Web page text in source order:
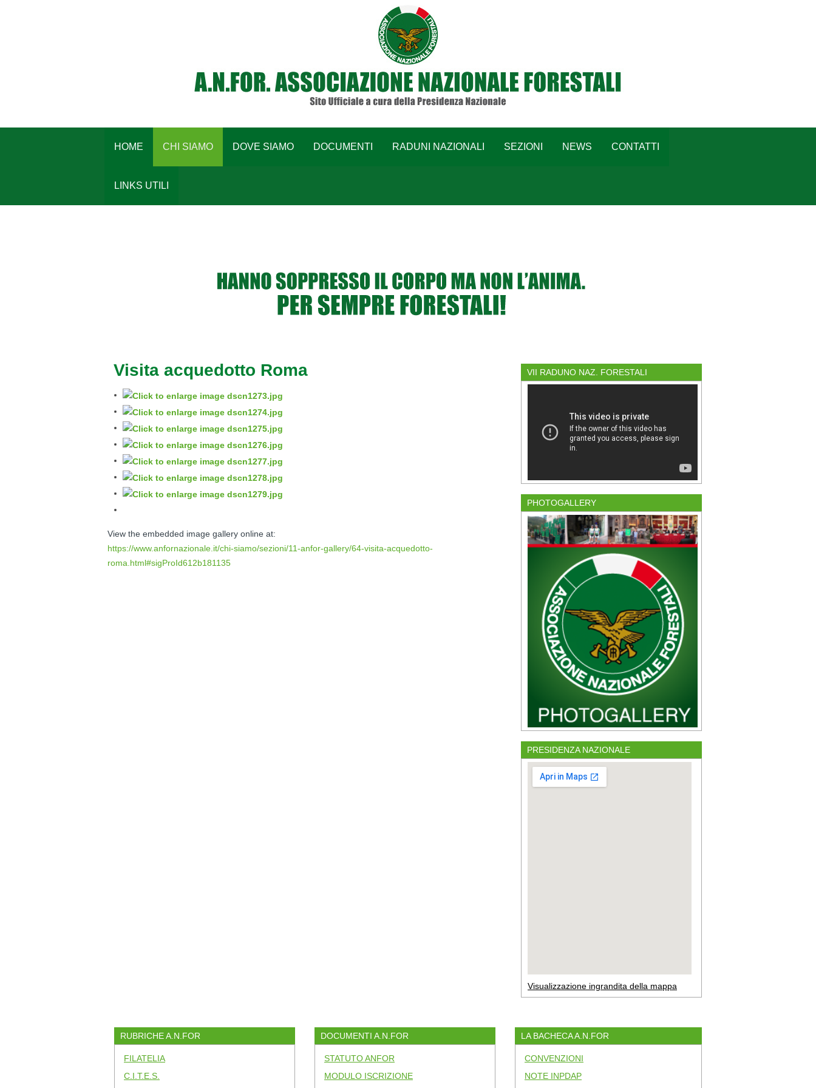
HOME CHI SIAMO DOVE SIAMO DOCUMENTI RADUNI NAZIONALI SEZIONI NEWS CONTATTI
LINKS UTILI
Visita acquedotto Roma
View the embedded image gallery online at:
https://www.anfornazionale.it/chi-siamo/sezioni/11-anfor-gallery/64-visita-acquedotto-
roma.html#sigProId612b181135
VII RADUNO NAZ. FORESTALI
PHOTOGALLERY
PRESIDENZA NAZIONALE
Visualizzazione ingrandita della mappa
RUBRICHE A.N.FOR
FILATELIA
C.I.T.E.S.
DOCUMENTI A.N.FOR
STATUTO ANFOR
MODULO ISCRIZIONE
LA BACHECA A.N.FOR
CONVENZIONI
NOTE INPDAP